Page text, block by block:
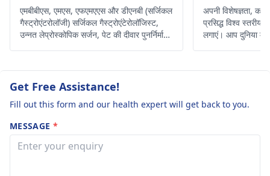
Laparoscopic Surgeon
एमबीबीएस, एमएस, एफएमएएस और डीएनबी (सर्जिकल
गैस्ट्रोएंटरोलॉजी) सर्जिकल गैस्ट्रोएंटेरोलॉजिस्ट,
उन्नत लेप्रोस्कोपिक सर्जन, पेट की दीवार पुनर्निर्माण
अपनी विशेषज्ञता,
प्रसिद्ध विश्व स्तरीय
लगाएं। आप दुनिया में
Get Free Assistance!
Fill out this form and our health expert will get back to you.
MESSAGE *